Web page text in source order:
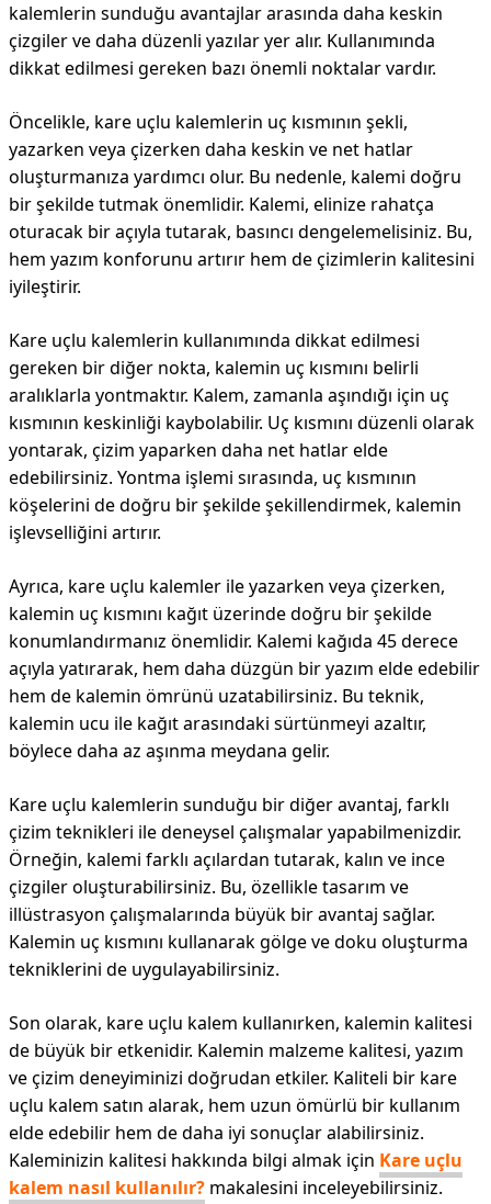
kalemlerin sunduğu avantajlar arasında daha keskin
çizgiler ve daha düzenli yazılar yer alır. Kullanımında
dikkat edilmesi gereken bazı önemli noktalar vardır.
Öncelikle, kare uçlu kalemlerin uç kısmının şekli,
yazarken veya çizerken daha keskin ve net hatlar
oluşturmanıza yardımcı olur. Bu nedenle, kalemi doğru
bir şekilde tutmak önemlidir. Kalemi, elinize rahatça
oturacak bir açıyla tutarak, basıncı dengelemelisiniz. Bu,
hem yazım konforunu artırır hem de çizimlerin kalitesini
iyileştirir.
Kare uçlu kalemlerin kullanımında dikkat edilmesi
gereken bir diğer nokta, kalemin uç kısmını belirli
aralıklarla yontmaktır. Kalem, zamanla aşındığı için uç
kısmının keskinliği kaybolabilir. Uç kısmını düzenli olarak
yontarak, çizim yaparken daha net hatlar elde
edebilirsiniz. Yontma işlemi sırasında, uç kısmının
köşelerini de doğru bir şekilde şekillendirmek, kalemin
işlevselliğini artırır.
Ayrıca, kare uçlu kalemler ile yazarken veya çizerken,
kalemin uç kısmını kağıt üzerinde doğru bir şekilde
konumlandırmanız önemlidir. Kalemi kağıda 45 derece
açıyla yatırarak, hem daha düzgün bir yazım elde edebilir
hem de kalemin ömrünü uzatabilirsiniz. Bu teknik,
kalemin ucu ile kağıt arasındaki sürtünmeyi azaltır,
böylece daha az aşınma meydana gelir.
Kare uçlu kalemlerin sunduğu bir diğer avantaj, farklı
çizim teknikleri ile deneysel çalışmalar yapabilmenizdir.
Örneğin, kalemi farklı açılardan tutarak, kalın ve ince
çizgiler oluşturabilirsiniz. Bu, özellikle tasarım ve
illüstrasyon çalışmalarında büyük bir avantaj sağlar.
Kalemin uç kısmını kullanarak gölge ve doku oluşturma
tekniklerini de uygulayabilirsiniz.
Son olarak, kare uçlu kalem kullanırken, kalemin kalitesi
de büyük bir etkenidir. Kalemin malzeme kalitesi, yazım
ve çizim deneyiminizi doğrudan etkiler. Kaliteli bir kare
uçlu kalem satın alarak, hem uzun ömürlü bir kullanım
elde edebilir hem de daha iyi sonuçlar alabilirsiniz.
Kaleminizin kalitesi hakkında bilgi almak için Kare uçlu
kalem nasıl kullanılır? makalesini inceleyebilirsiniz.